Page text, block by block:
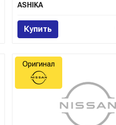
ASHIKA
Купить
Оригинал